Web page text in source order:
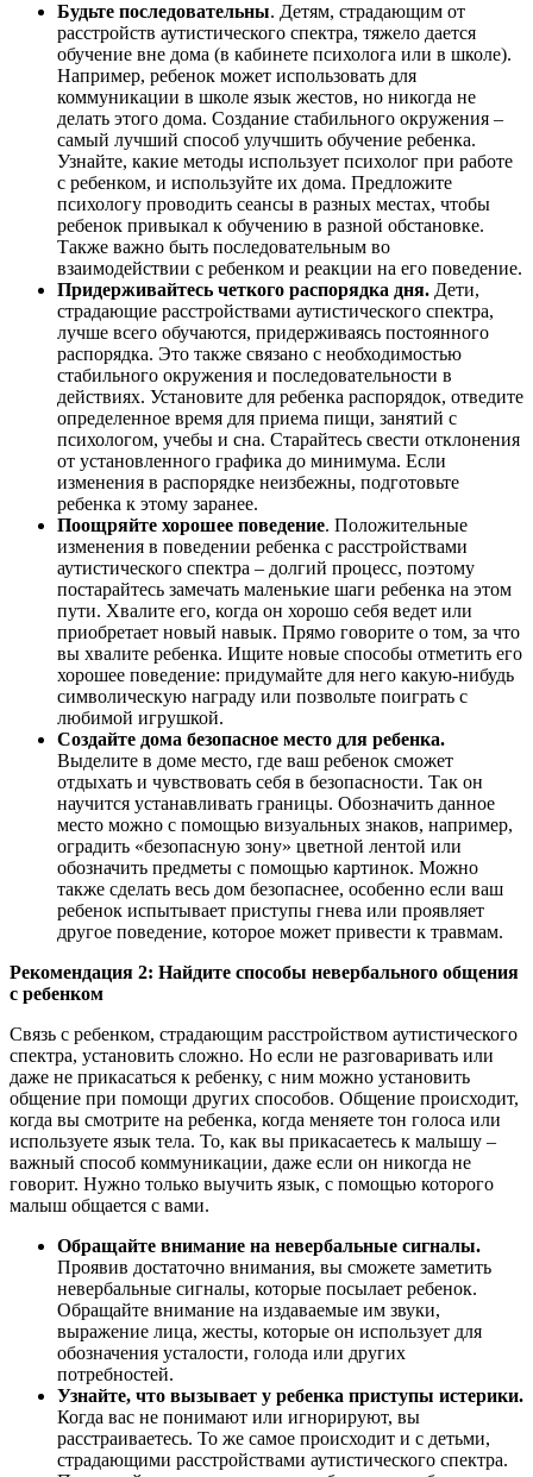
Будьте последовательны. Детям, страдающим от
расстройств аутистического спектра, тяжело дается
обучение вне дома (в кабинете психолога или в школе).
Например, ребенок может использовать для
коммуникации в школе язык жестов, но никогда не
делать этого дома. Создание стабильного окружения –
самый лучший способ улучшить обучение ребенка.
Узнайте, какие методы использует психолог при работе
с ребенком, и используйте их дома. Предложите
психологу проводить сеансы в разных местах, чтобы
ребенок привыкал к обучению в разной обстановке.
Также важно быть последовательным во
взаимодействии с ребенком и реакции на его поведение.
Придерживайтесь четкого распорядка дня. Дети,
страдающие расстройствами аутистического спектра,
лучше всего обучаются, придерживаясь постоянного
распорядка. Это также связано с необходимостью
стабильного окружения и последовательности в
действиях. Установите для ребенка распорядок, отведите
определенное время для приема пищи, занятий с
психологом, учебы и сна. Старайтесь свести отклонения
от установленного графика до минимума. Если
изменения в распорядке неизбежны, подготовьте
ребенка к этому заранее.
Поощряйте хорошее поведение. Положительные
изменения в поведении ребенка с расстройствами
аутистического спектра – долгий процесс, поэтому
постарайтесь замечать маленькие шаги ребенка на этом
пути. Хвалите его, когда он хорошо себя ведет или
приобретает новый навык. Прямо говорите о том, за что
вы хвалите ребенка. Ищите новые способы отметить его
хорошее поведение: придумайте для него какую-нибудь
символическую награду или позвольте поиграть с
любимой игрушкой.
Создайте дома безопасное место для ребенка.
Выделите в доме место, где ваш ребенок сможет
отдыхать и чувствовать себя в безопасности. Так он
научится устанавливать границы. Обозначить данное
место можно с помощью визуальных знаков, например,
оградить «безопасную зону» цветной лентой или
обозначить предметы с помощью картинок. Можно
также сделать весь дом безопаснее, особенно если ваш
ребенок испытывает приступы гнева или проявляет
другое поведение, которое может привести к травмам.
Рекомендация 2: Найдите способы невербального общения
с ребенком
Связь с ребенком, страдающим расстройством аутистического
спектра, установить сложно. Но если не разговаривать или
даже не прикасаться к ребенку, с ним можно установить
общение при помощи других способов. Общение происходит,
когда вы смотрите на ребенка, когда меняете тон голоса или
используете язык тела. То, как вы прикасаетесь к малышу –
важный способ коммуникации, даже если он никогда не
говорит. Нужно только выучить язык, с помощью которого
малыш общается с вами.
Обращайте внимание на невербальные сигналы.
Проявив достаточно внимания, вы сможете заметить
невербальные сигналы, которые посылает ребенок.
Обращайте внимание на издаваемые им звуки,
выражение лица, жесты, которые он использует для
обозначения усталости, голода или других
потребностей.
Узнайте, что вызывает у ребенка приступы истерики.
Когда вас не понимают или игнорируют, вы
расстраиваетесь. То же самое происходит и с детьми,
страдающими расстройствами аутистического спектра.